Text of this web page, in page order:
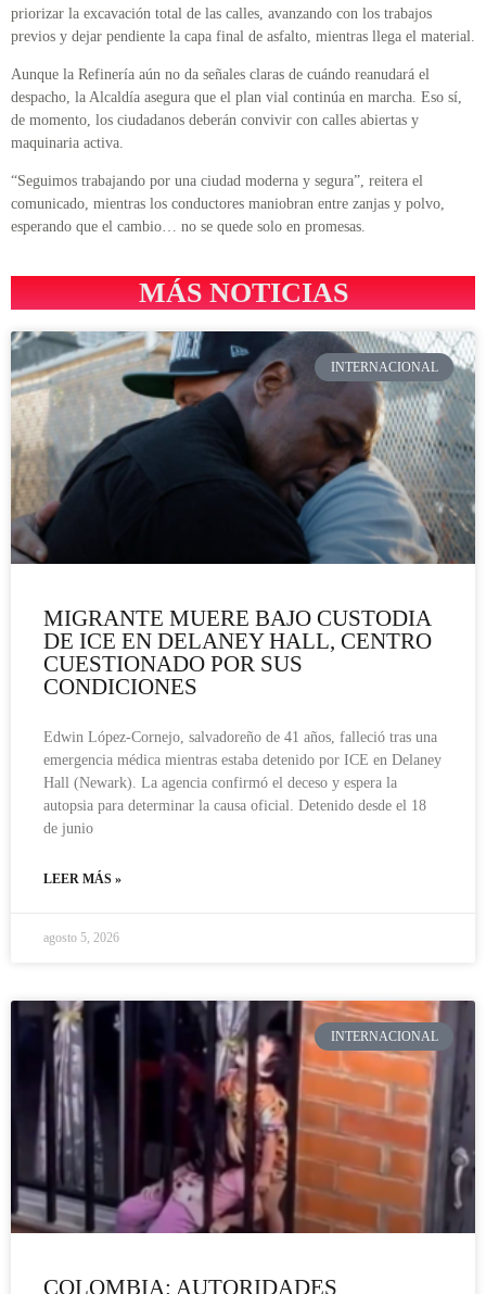
priorizar la excavación total de las calles, avanzando con los trabajos
previos y dejar pendiente la capa final de asfalto, mientras llega el material.
Aunque la Refinería aún no da señales claras de cuándo reanudará el
despacho, la Alcaldía asegura que el plan vial continúa en marcha. Eso sí,
de momento, los ciudadanos deberán convivir con calles abiertas y
maquinaria activa.
“Seguimos trabajando por una ciudad moderna y segura”, reitera el
comunicado, mientras los conductores maniobran entre zanjas y polvo,
esperando que el cambio… no se quede solo en promesas.
MÁS NOTICIAS
INTERNACIONAL
MIGRANTE MUERE BAJO CUSTODIA
DE ICE EN DELANEY HALL, CENTRO
CUESTIONADO POR SUS
CONDICIONES
Edwin López-Cornejo, salvadoreño de 41 años, falleció tras una
emergencia médica mientras estaba detenido por ICE en Delaney
Hall (Newark). La agencia confirmó el deceso y espera la
autopsia para determinar la causa oficial. Detenido desde el 18
de junio
LEER MÁS »
agosto 5, 2026
INTERNACIONAL
COLOMBIA: AUTORIDADES